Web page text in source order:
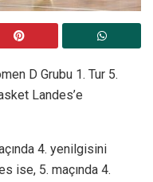
D Grubu 1. Tur 5.
Landes’e
4. yenilgisini
ise, 5. maçında 4.